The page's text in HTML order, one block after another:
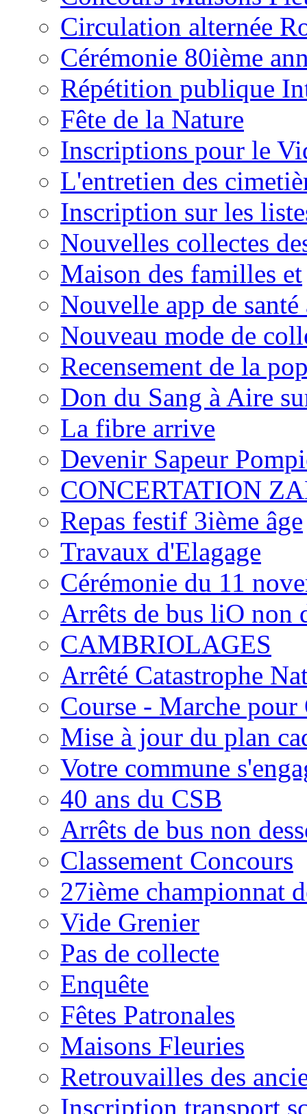
Circulation alternée
Cérémonie 80ième
Répétition publique
Fête de la Nature
Inscriptions pour le
L'entretien des
Inscription sur les
Nouvelles collectes
Maison des familles et
Nouvelle app de
Nouveau mode de
Recensement de la
Don du Sang à Aire
La fibre arrive
Devenir Sapeur
CONCERTATION
Repas festif 3ième âge
Travaux d'Elagage
Cérémonie du 11
Arrêts de bus liO non
CAMBRIOLAGES
Arrêté Catastrophe
Course - Marche pour
Mise à jour du plan
Votre commune
40 ans du CSB
Arrêts de bus non
Classement Concours
27ième championnat
Vide Grenier
Pas de collecte
Enquête
Fêtes Patronales
Maisons Fleuries
Retrouvailles des
Inscription transport